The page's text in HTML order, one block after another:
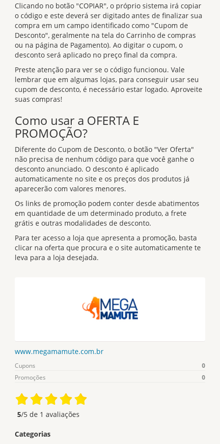
Clicando no botão "COPIAR", o próprio sistema irá copiar
o código e este deverá ser digitado antes de finalizar sua
compra em um campo identificado como "Cupom de
Desconto", geralmente na tela do Carrinho de compras
ou na página de Pagamento). Ao digitar o cupom, o
desconto será aplicado no preço final da compra.
Preste atenção para ver se o código funcionou. Vale
lembrar que em algumas lojas, para conseguir usar seu
cupom de desconto, é necessário estar logado. Aproveite
suas compras!
Como usar a OFERTA E
PROMOÇÃO?
Diferente do Cupom de Desconto, o botão "Ver Oferta"
não precisa de nenhum código para que você ganhe o
desconto anunciado. O desconto é aplicado
automaticamente no site e os preços dos produtos já
aparecerão com valores menores.
Os links de promoção podem conter desde abatimentos
em quantidade de um determinado produto, a frete
grátis e outras modalidades de desconto.
Para ter acesso a loja que apresenta a promoção, basta
clicar na oferta que procura e o site automaticamente te
leva para a loja desejada.
www.megamamute.com.br
Cupons
0
Promoções
0
5/5 de 1 avaliações
Categorias